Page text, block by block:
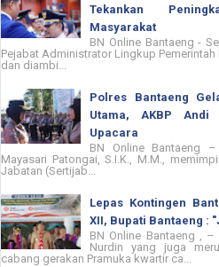
Tekankan
Masyarakat
BN Online Bantaeng -
Pejabat Administrator Lingkup
dan diambi...
Polres Bantaeng
Utama, AKBP Andi
Upacara
BN Online Bantaeng
Mayasari Patongai, S.I.K., M.M.,
Jabatan (Sertijab...
Lepas Kontingen
XII, Bupati Bantaeng :
BN Online Bantaeng ,
Nurdin yang juga
cabang gerakan Pramuka kwartir ca...